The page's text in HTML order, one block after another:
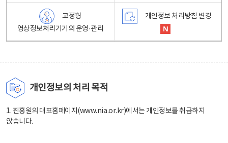
고정형
영상정보처리기기의 운영·관리
개인정보 처리방침 변경
개인정보의 처리 목적
1. 진흥원의 대표홈페이지(www.nia.or.kr)에서는 개인정보를 취급하지
않습니다.